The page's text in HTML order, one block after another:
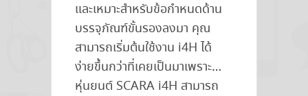
และเหมาะสำหรับข้อกำหนดด้าน
บรรจุภัณฑ์ขั้นรองลงมา คุณ
สามารถเริ่มต้นใช้งาน i4H ได้
ง่ายขึ้นกว่าที่เคยเป็นมาเพราะ…
หุ่นยนต์ SCARA i4H สามารถ